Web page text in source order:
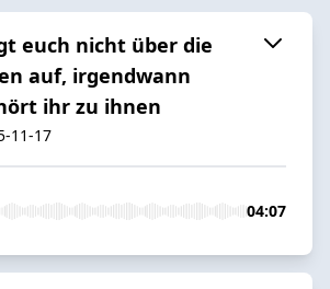
euch nicht über die
auf, irgendwann
ihr zu ihnen
11-17
04:07